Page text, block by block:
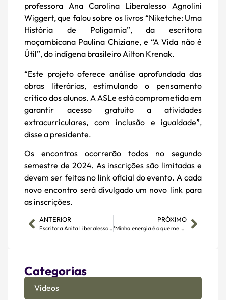
professora Ana Carolina Liberalesso Agnolini
Wiggert, que falou sobre os livros “Niketche: Uma
História de Poligamia”, da escritora
moçambicana Paulina Chiziane, e “A Vida não é
Útil”, do indígena brasileiro Ailton Krenak.
“Este projeto oferece análise aprofundada das
obras literárias, estimulando o pensamento
crítico dos alunos. A ASLe está comprometida em
garantir acesso gratuito a atividades
extracurriculares, com inclusão e igualdade”,
disse a presidente.
Os encontros ocorrerão todos no segundo
semestre de 2024. As inscrições são limitadas e
devem ser feitas no link oficial do evento. A cada
novo encontro será divulgado um novo link para
as inscrições.
ANTERIOR
Escritora Anita Liberalesso Neri faz um mergulho na literatura
PRÓXIMO
‘Minha energia é o que me desafia’, revela Eloy de Oliveira
Categorias
Vídeos